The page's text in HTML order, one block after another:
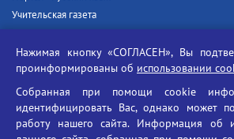
Учительская газета
Единый портал государственных услуг
Противодействие угрозам информационной
Социальные ролики - Генеральная прокуратура РФ
Нажимая кнопку «СОГЛАСЕН», Вы
проинформированы об использовании
Собранная при помощи cookie
идентифицировать Вас, однако может
работу нашего сайта. Информация об